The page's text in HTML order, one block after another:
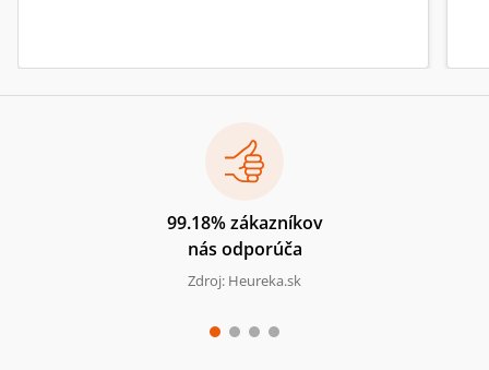
99.18% zákazníkov
nás odporúča
Zdroj: Heureka.sk